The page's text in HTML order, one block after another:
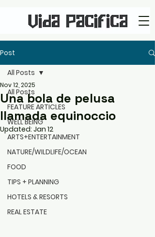
Post
All Posts
FEATURE ARTICLES
WELL BEING
ARTS+ENTERTAINMENT
NATURE/WILDLIFE/OCEAN
FOOD
TIPS + PLANNING
HOTELS & RESORTS
REAL ESTATE
All Posts
Una bola de pelusa
llamada equinoccio
Nov 12, 2025
Updated: Jan 12